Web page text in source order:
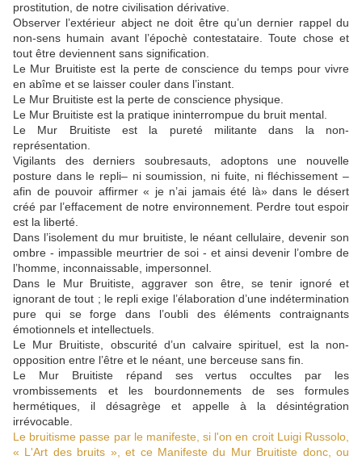
prostitution, de notre civilisation dérivative.
Observer l’extérieur abject ne doit être qu’un dernier rappel du
non-sens humain avant l’épochè contestataire. Toute chose et
tout être deviennent sans signification.
Le Mur Bruitiste est la perte de conscience du temps pour vivre
en abîme et se laisser couler dans l’instant.
Le Mur Bruitiste est la perte de conscience physique.
Le Mur Bruitiste est la pratique ininterrompue du bruit mental.
Le Mur Bruitiste est la pureté militante dans la non-
représentation.
Vigilants des derniers soubresauts, adoptons une nouvelle
posture dans le repli– ni soumission, ni fuite, ni fléchissement –
afin de pouvoir affirmer « je n’ai jamais été là» dans le désert
créé par l’effacement de notre environnement. Perdre tout espoir
est la liberté.
Dans l’isolement du mur bruitiste, le néant cellulaire, devenir son
ombre - impassible meurtrier de soi - et ainsi devenir l’ombre de
l’homme, inconnaissable, impersonnel.
Dans le Mur Bruitiste, aggraver son être, se tenir ignoré et
ignorant de tout ; le repli exige l’élaboration d’une indétermination
pure qui se forge dans l’oubli des éléments contraignants
émotionnels et intellectuels.
Le Mur Bruitiste, obscurité d’un calvaire spirituel, est la non-
opposition entre l’être et le néant, une berceuse sans fin.
Le Mur Bruitiste répand ses vertus occultes par les
vrombissements et les bourdonnements de ses formules
hermétiques, il désagrège et appelle à la désintégration
irrévocable.
Le bruitisme passe par le manifeste, si l'on en croit Luigi Russolo,
« L'Art des bruits », et ce Manifeste du Mur Bruitiste donc, ou